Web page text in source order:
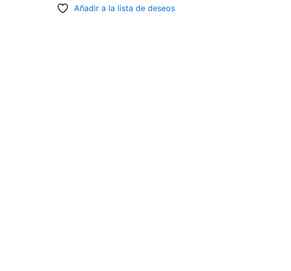
Añadir a la lista de deseos